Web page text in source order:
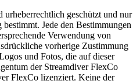
urheberrechtlich geschützt und nur
Jede den Bestimmungen
Verwendung von
vorherige Zustimmung
und Fotos, die auf dieser
der Streamdiver FlexCo
FlexCo lizenziert. Keine der